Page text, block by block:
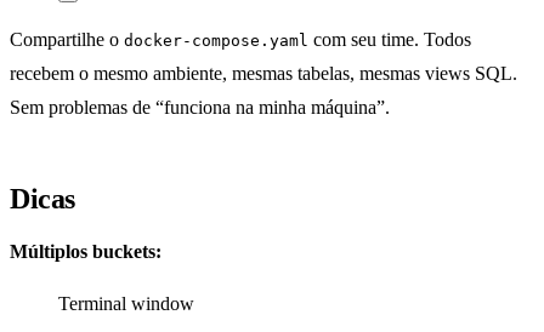
Compartilhe o docker-compose.yaml com seu time. Todos
recebem o mesmo ambiente, mesmas tabelas, mesmas views SQL.
Sem problemas de “funciona na minha máquina”.
Dicas
Múltiplos buckets:
Terminal window